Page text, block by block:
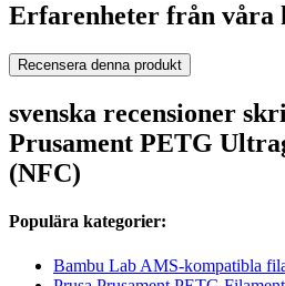
Erfarenheter från våra
Recensera denna produkt
svenska recensioner
Prusament PETG
(NFC)
Populära kategorier:
Bambu Lab AMS-kompatibla